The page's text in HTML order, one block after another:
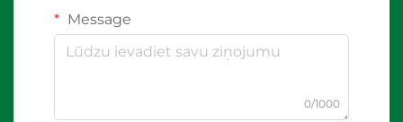
Message
0/1000